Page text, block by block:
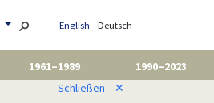
English Deutsch
1961–1989
1990–2023
Schließen ✕